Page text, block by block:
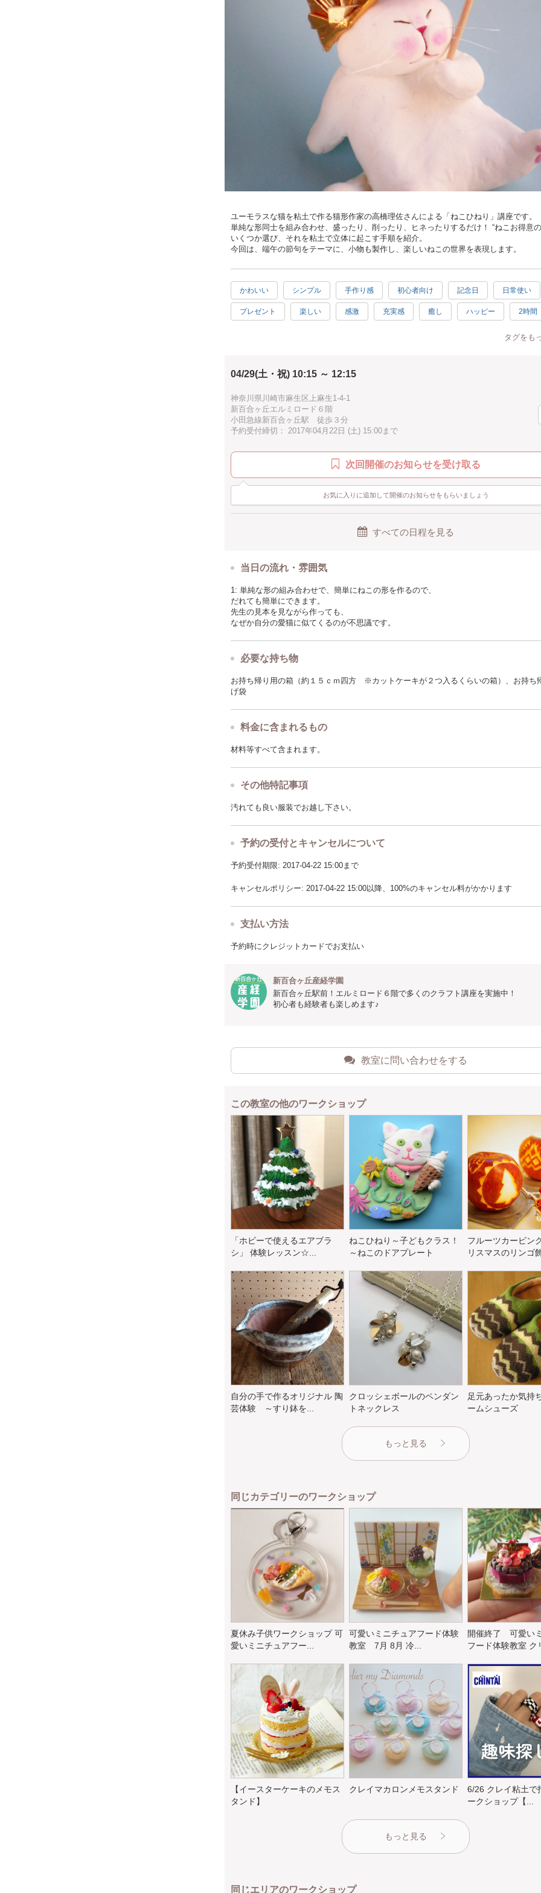
ユーモラスな猫を粘土で作る猫形作家の高橋理佐さんによる「ねこひねり」講座です。
単純な形同士を組み合わせ、盛ったり、削ったり、ヒネったりするだけ！ “ねこお得意
いくつか選び、それを粘土で立体に起こす手順を紹介。
今回は、端午の節句をテーマに、小物も製作し、楽しいねこの世界を表現します。
かわいい シンプル 手作り感 初心者向け 記念日 日常使い
プレゼント 楽しい 感激 充実感 癒し ハッピー 2時間
タグをも
04/29(土・祝) 10:15 ～ 12:15
神奈川県川崎市麻生区上麻生1-4-1
新百合ヶ丘エルミロード６階
小田急線新百合ヶ丘駅 徒歩３分
予約受付締切： 2017年04月22日 (土) 15:00まで
次回開催のお知らせを受け取る
お気に入りに追加して開催のお知らせをもらいましょう
すべての日程を見る
当日の流れ・雰囲気
1: 単純な形の組み合わせで、簡単にねこの形を作るので、
だれても簡単にできます。
先生の見本を見ながら作っても、
なぜか自分の愛猫に似てくるのが不思議です。
必要な持ち物
お持ち帰り用の箱（約１５ｃｍ四方 ※カットケーキが２つ入るくらいの箱）、お持ち
げ袋
料金に含まれるもの
材料等すべて含まれます。
その他特記事項
汚れても良い服装でお越し下さい。
予約の受付とキャンセルについて
予約受付期限: 2017-04-22 15:00まで
キャンセルポリシー: 2017-04-22 15:00以降、100%のキャンセル料がかかります
支払い方法
予約時にクレジットカードでお支払い
新百合ヶ丘産経学園
新百合ヶ丘駅前！エルミロード６階で多くのクラフト講座を実施中！
初心者も経験者も楽しめます♪
教室に問い合わせをする
この教室の他のワークショップ
「ホビーで使えるエアブラ
シ」 体験レッスン☆...
ねこひねり～子どもクラス！
～ねこのドアプレート
フルーツカービン
リスマスのリンゴ
自分の手で作るオリジナル 陶
芸体験 ～すり鉢を...
クロッシェボールのペンダン
トネックレス
足元あったか気持
ームシューズ
もっと見る
同じカテゴリーのワークショップ
夏休み子供ワークショップ 可
愛いミニチュアフー...
可愛いミニチュアフード体験
教室 7月 8月 冷...
開催終了 可愛い
フード体験教室 ク
【イースターケーキのメモス
タンド】
クレイマカロンメモスタンド
6/26 クレイ粘土で
ークショップ【...
もっと見る
同じエリアのワークショップ